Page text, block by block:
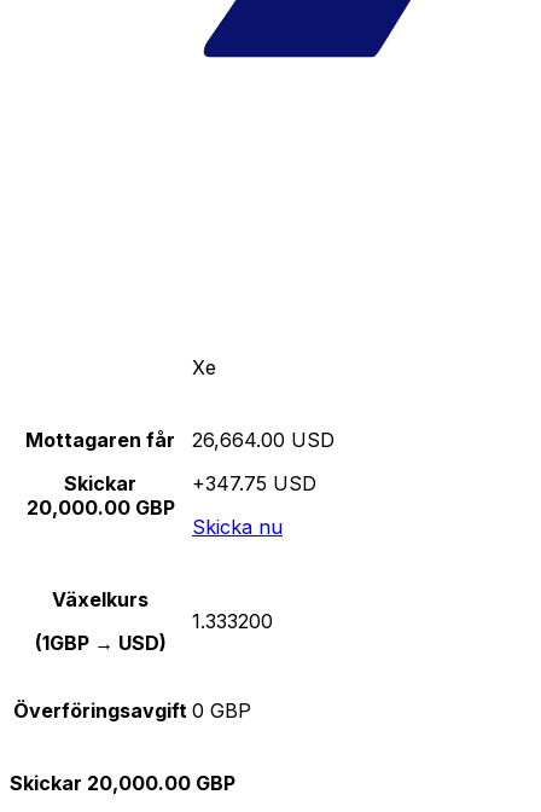
Xe
Mottagaren får
Skickar
20,000.00 GBP
26,664.00 USD
+347.75 USD
Skicka nu
Växelkurs
(1GBP → USD)
1.333200
Överföringsavgift 0 GBP
Skickar 20,000.00 GBP